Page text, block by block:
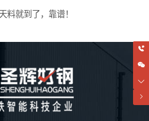
料就到了，靠谱！
和您还有很多次愉快的合作！